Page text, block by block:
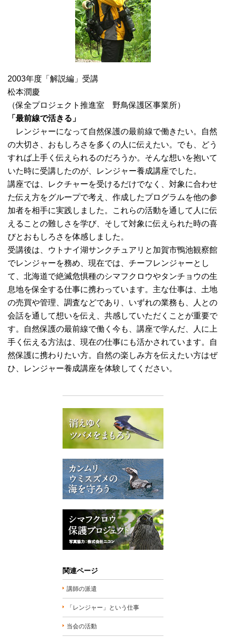
2003年度「解説編」受講
松本潤慶
（保全プロジェクト推進室 野鳥保護区事業所）
「最前線で活きる」
レンジャーになって自然保護の最前線で働きたい。自然
の大切さ、おもしろさを多くの人に伝えたい。でも、どう
すれば上手く伝えられるのだろうか。そんな想いを抱いて
いた時に受講したのが、レンジャー養成講座でした。
講座では、レクチャーを受けるだけでなく、対象に合わせ
た伝え方をグループで考え、作成したプログラムを他の参
加者を相手に実践しました。これらの活動を通して人に伝
えることの難しさを学び、そして対象に伝えられた時の喜
びとおもしろさを体感しました。
受講後は、ウトナイ湖サンクチュアリと加賀市鴨池観察館
でレンジャーを務め、現在では、チーフレンジャーとし
て、北海道で絶滅危惧種のシマフクロウやタンチョウの生
息地を保全する仕事に携わっています。主な仕事は、土地
の売買や管理、調査などであり、いずれの業務も、人との
会話を通して想いを伝え、共感していただくことが重要で
す。自然保護の最前線で働く今も、講座で学んだ、人に上
手く伝える方法は、現在の仕事にも活かされています。自
然保護に携わりたい方。自然の楽しみ方を伝えたい方はぜ
ひ、レンジャー養成講座を体験してください。
関連ページ
講師の派遣
「レンジャー」という仕事
当会の活動